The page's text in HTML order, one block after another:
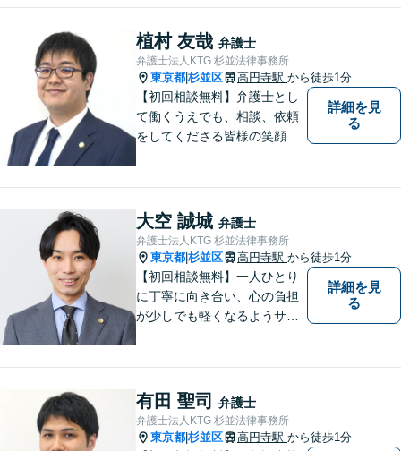
植村 友哉 弁護士
弁護士法人KTG 杉並法律事務所
東京都 杉並区 高円寺駅 から徒歩1分
【初回相談無料】弁護士とし
て働くうえでも、相談、依頼
をしてくださる皆様の笑顔を
す。【夜間や休日相談も対応
可能】【メール・WEB面談
可】
詳細を見
る
大空 誠城 弁護士
弁護士法人KTG 杉並法律事務所
東京都 杉並区 高円寺駅 から徒歩1分
【初回相談無料】一人ひとり
に丁寧に向き合い、心の負担
が少しでも軽くなるようサポ
しています。【夜間や休日相
談も対応可能】【メール・WE
B面談可】
詳細を見
る
有田 聖司 弁護士
弁護士法人KTG 杉並法律事務所
東京都 杉並区 高円寺駅 から徒歩1分